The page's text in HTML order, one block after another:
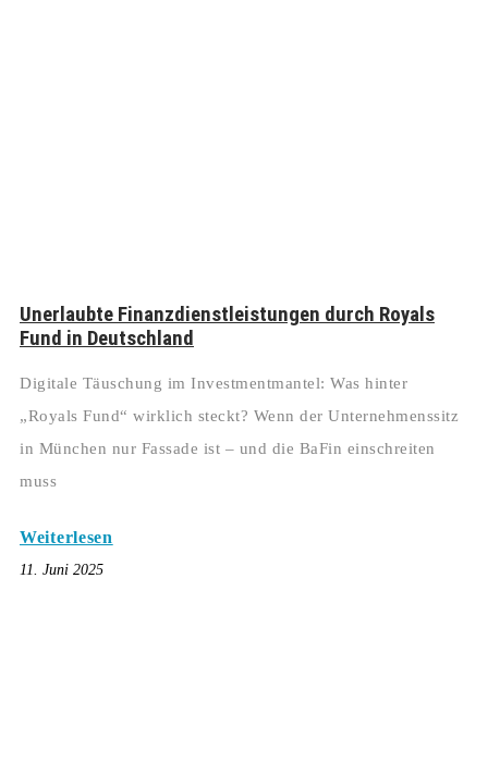
Unerlaubte Finanzdienstleistungen durch Royals
Fund in Deutschland
Digitale Täuschung im Investmentmantel: Was hinter
„Royals Fund“ wirklich steckt? Wenn der Unternehmenssitz
in München nur Fassade ist – und die BaFin einschreiten
muss
Weiterlesen
11. Juni 2025